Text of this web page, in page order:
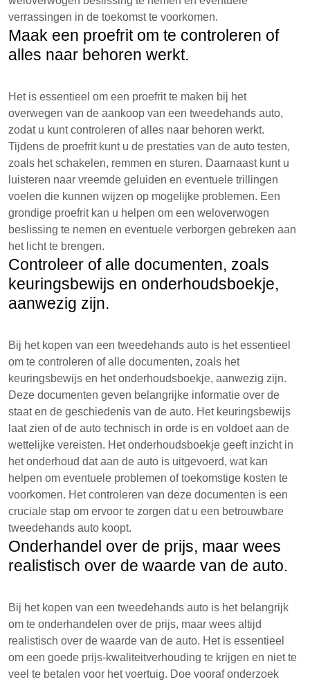
verrassingen in de toekomst te voorkomen.
Maak een proefrit om te controleren of
alles naar behoren werkt.
Het is essentieel om een proefrit te maken bij het
overwegen van de aankoop van een tweedehands auto,
zodat u kunt controleren of alles naar behoren werkt.
Tijdens de proefrit kunt u de prestaties van de auto testen,
zoals het schakelen, remmen en sturen. Daarnaast kunt u
luisteren naar vreemde geluiden en eventuele trillingen
voelen die kunnen wijzen op mogelijke problemen. Een
grondige proefrit kan u helpen om een weloverwogen
beslissing te nemen en eventuele verborgen gebreken aan
het licht te brengen.
Controleer of alle documenten, zoals
keuringsbewijs en onderhoudsboekje,
aanwezig zijn.
Bij het kopen van een tweedehands auto is het essentieel
om te controleren of alle documenten, zoals het
keuringsbewijs en het onderhoudsboekje, aanwezig zijn.
Deze documenten geven belangrijke informatie over de
staat en de geschiedenis van de auto. Het keuringsbewijs
laat zien of de auto technisch in orde is en voldoet aan de
wettelijke vereisten. Het onderhoudsboekje geeft inzicht in
het onderhoud dat aan de auto is uitgevoerd, wat kan
helpen om eventuele problemen of toekomstige kosten te
voorkomen. Het controleren van deze documenten is een
cruciale stap om ervoor te zorgen dat u een betrouwbare
tweedehands auto koopt.
Onderhandel over de prijs, maar wees
realistisch over de waarde van de auto.
Bij het kopen van een tweedehands auto is het belangrijk
om te onderhandelen over de prijs, maar wees altijd
realistisch over de waarde van de auto. Het is essentieel
om een goede prijs-kwaliteitverhouding te krijgen en niet te
veel te betalen voor het voertuig. Doe vooraf onderzoek